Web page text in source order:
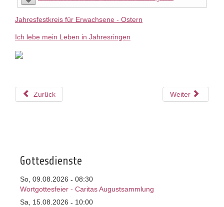
Jahresfestkreis für Erwachsene - Ostern
Ich lebe mein Leben in Jahresringen
Zurück Weiter
Gottesdienste
So, 09.08.2026 - 08:30
Wortgottesfeier - Caritas Augustsammlung
Sa, 15.08.2026 - 10:00